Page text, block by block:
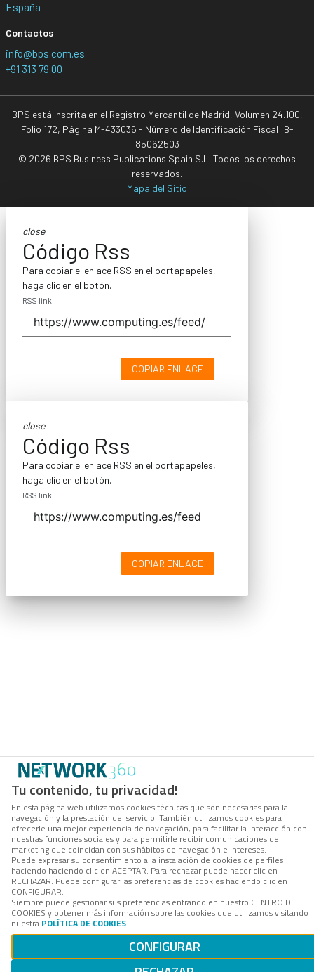
Tu contenido, tu privacidad!
En esta página web utilizamos cookies técnicas que son necesarias para la
navegación y la prestación del servicio. También utilizamos cookies para
ofrecerle una mejor experiencia de navegación, para facilitar la interacción con
nuestras funciones sociales y para permitirle recibir comunicaciones de
marketing que coincidan con sus hábitos de navegación e intereses.
Puede expresar su consentimiento a la instalación de cookies de perfiles
haciendo haciendo clic en ACEPTAR. Para rechazar puede hacer clic en
RECHAZAR. Puede configurar las preferencias de cookies haciendo clic en
CONFIGURAR.
Siempre puede gestionar sus preferencias entrando en nuestro CENTRO DE
COOKIES y obtener más información sobre las cookies que utilizamos visitando
nuestra POLÍTICA DE COOKIES.
CONFIGURAR
España
Contactos
info@bps.com.es
+91 313 79 00
BPS está inscrita en el Registro Mercantil de Madrid, Volumen 24.100,
Folio 172, Página M-433036 - Número de Identificación Fiscal: B-
85062503
© 2026 BPS Business Publications Spain S.L. Todos los derechos
reservados.
Mapa del Sitio
close
Código Rss
Para copiar el enlace RSS en el portapapeles,
haga clic en el botón.
RSS link
COPIAR ENLACE
close
Código Rss
Para copiar el enlace RSS en el portapapeles,
haga clic en el botón.
RSS link
COPIAR ENLACE